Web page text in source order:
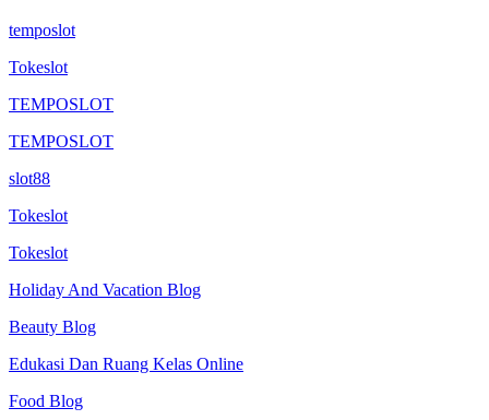
temposlot
Tokeslot
TEMPOSLOT
TEMPOSLOT
slot88
Tokeslot
Tokeslot
Holiday And Vacation Blog
Beauty Blog
Edukasi Dan Ruang Kelas Online
Food Blog